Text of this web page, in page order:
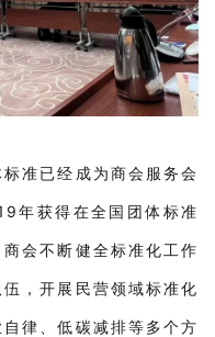
准已经成为商会服务会
年获得在全国团体标准
会不断健全标准化工作
，开展民营领域标准化
律、低碳减排等多个方